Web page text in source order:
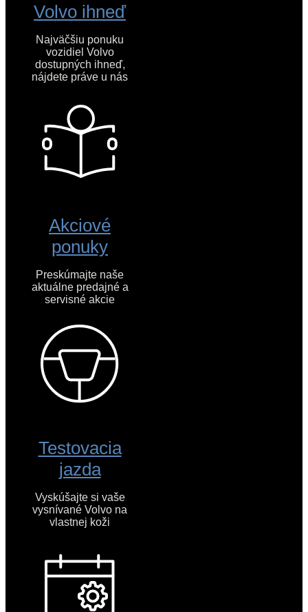
Volvo ihneď
Najväčšiu ponuku
vozidiel Volvo
dostupných ihneď,
nájdete práve u nás
Akciové
ponuky
Preskúmajte naše
aktuálne predajné a
servisné akcie
Testovacia
jazda
Vyskúšajte si vaše
vysnívané Volvo na
vlastnej koži